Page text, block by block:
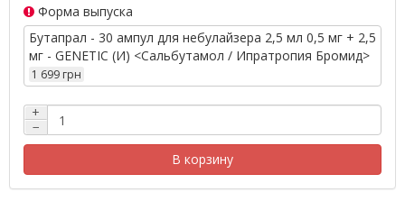
Форма выпуска
Бутапрал - 30 ампул для небулайзера 2,5 мл 0,5 мг + 2,5
мг - GENETIC (И) <Сальбутамол / Ипратропия Бромид>
1 699 грн
+
−
В корзину